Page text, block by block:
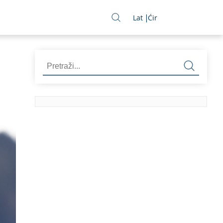
Lat Ćir